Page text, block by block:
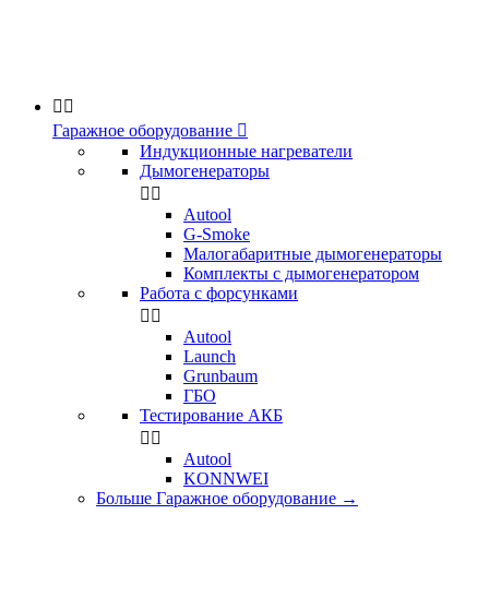
 
Гаражное оборудование 
Индукционные нагреватели
Дымогенераторы
 
Аutool
G-Smoke
Малогабаритные дымогенераторы
Комплекты с дымогенератором
Работа с форсунками
 
Autool
Launch
Grunbaum
ГБО
Тестирование АКБ
 
Autool
KONNWEI
Больше Гаражное оборудование →